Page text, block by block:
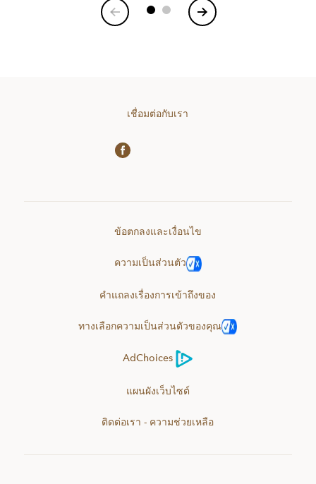
เชื่อมต่อกับเรา
ข้อตกลงและเงื่อนไข
ความเป็นส่วนตัว
คำแถลงเรื่องการเข้าถึงของ
ทางเลือกความเป็นส่วนตัวของคุณ
AdChoices
แผนผังเว็บไซต์
ติดต่อเรา - ความช่วยเหลือ